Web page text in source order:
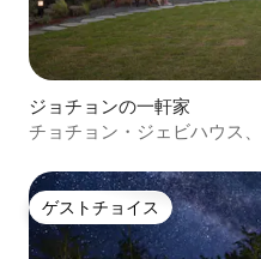
ジョチョンの一軒家
チョチョン・ジェビハウス
ゲストチョイス
ゲストチョイス